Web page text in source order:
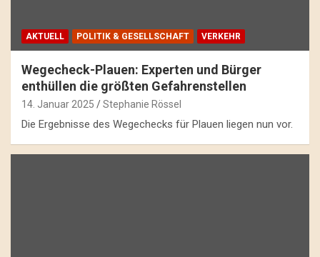
AKTUELL POLITIK & GESELLSCHAFT VERKEHR
Wegecheck-Plauen: Experten und Bürger
enthüllen die größten Gefahrenstellen
14. Januar 2025 Stephanie Rössel
Die Ergebnisse des Wegechecks für Plauen liegen nun vor.